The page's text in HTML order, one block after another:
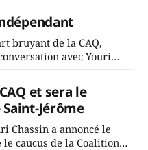
employés de la ville,
traditionnel souper
bruyant de la CAQ,
avec Youri
indépendant dans 2
par exemple les
Que lui
et sera le
Jérôme
Chassin a annoncé le
caucus de la Coalition